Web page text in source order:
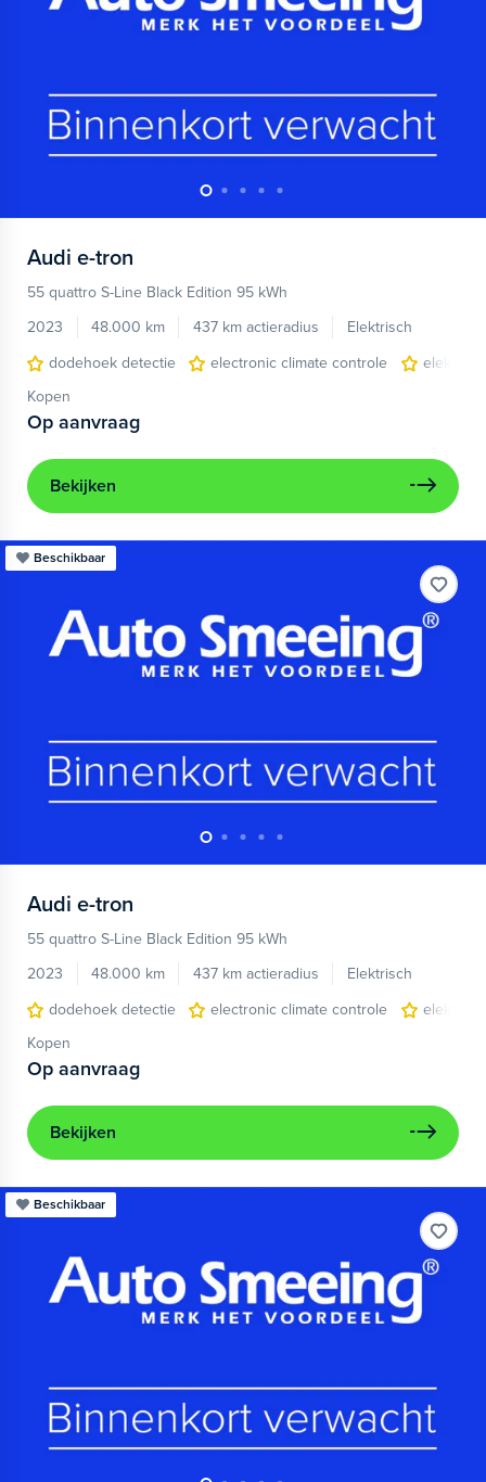
Audi e-tron
55 quattro S-Line Black Edition 95 kWh
2023
48.000 km 437 km actieradius
Elektrisch
dodehoek detectie
electronic climate controle
Kopen
Op aanvraag
Bekijken
Beschikbaar
Audi e-tron
55 quattro S-Line Black Edition 95 kWh
2023
48.000 km 437 km actieradius
Elektrisch
dodehoek detectie
electronic climate controle
Kopen
Op aanvraag
Bekijken
Beschikbaar